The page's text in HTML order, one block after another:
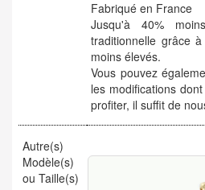
Fabriqué en France
Jusqu'à 40%
traditionnelle grâce
moins élevés.
Vous pouvez
les modifications
profiter, il suffit de
Autre(s)
Modèle(s)
ou Taille(s)